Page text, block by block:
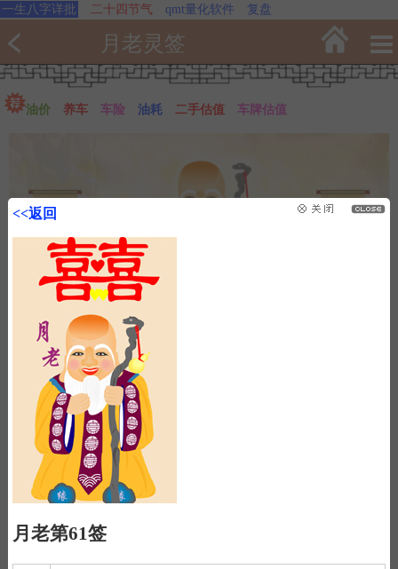
一生八字详批 二十四节气 qmt量化软件 复盘
月老灵签
油价 养车 车险 油耗 二手估值 车牌估值
<<返回
月老第61签